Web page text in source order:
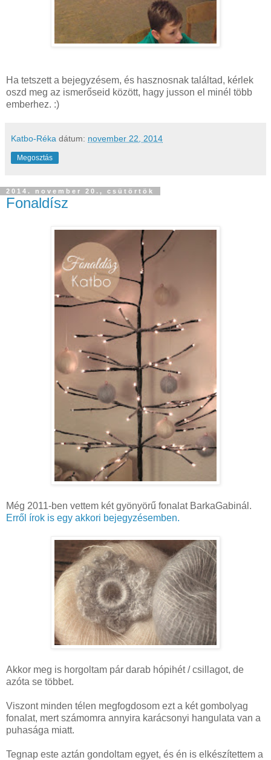
Ha tetszett a bejegyzésem, és hasznosnak találtad, kérlek
oszd meg az ismerőseid között, hagy jusson el minél több
emberhez. :)
Katbo-Réka dátum: november 22, 2014
Megosztás
2014. november 20., csütörtök
Fonaldísz
Még 2011-ben vettem két gyönyörű fonalat BarkaGabinál.
Erről írok is egy akkori bejegyzésemben.
Akkor meg is horgoltam pár darab hópihét / csillagot, de
azóta se többet.
Viszont minden télen megfogdosom ezt a két gombolyag
fonalat, mert számomra annyira karácsonyi hangulata van a
puhasága miatt.
Tegnap este aztán gondoltam egyet, és én is elkészítettem a